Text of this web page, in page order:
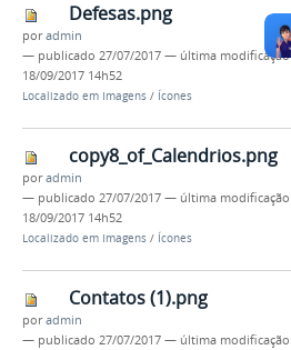
Defesas.png
poradmin
— publicado 27/07/2017 — última modificação
18/09/2017 14h52
Localizado em Imagens / Ícones
copy8_of_Calendrios.png
poradmin
— publicado 27/07/2017 — última modificação
18/09/2017 14h52
Localizado em Imagens / Ícones
Contatos (1).png
poradmin
— publicado 27/07/2017 — última modificação